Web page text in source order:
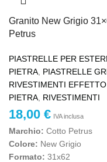
Granito New Grigio
Petrus
PIASTRELLE PER
PIETRA PIASTRELLE
RIVESTIMENTI
PIETRA RIVESTIMENTI
18,00 € IVA inclusa
Marchio: Cotto Petrus
Colore: New Grigio
Formato: 31x62